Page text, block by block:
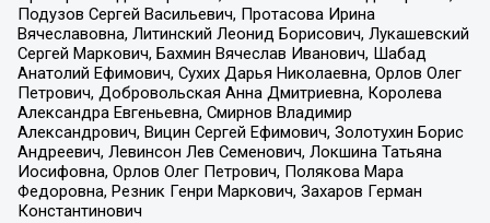
Подузов Сергей Васильевич, Протасова Ирина
Вячеславовна, Литинский Леонид Борисович, Лукашевский
Сергей Маркович, Бахмин Вячеслав Иванович, Шабад
Анатолий Ефимович, Сухих Дарья Николаевна, Орлов Олег
Петрович, Добровольская Анна Дмитриевна, Королева
Александра Евгеньевна, Смирнов Владимир
Александрович, Вицин Сергей Ефимович, Золотухин Борис
Андреевич, Левинсон Лев Семенович, Локшина Татьяна
Иосифовна, Орлов Олег Петрович, Полякова Мара
Федоровна, Резник Генри Маркович, Захаров Герман
Константинович